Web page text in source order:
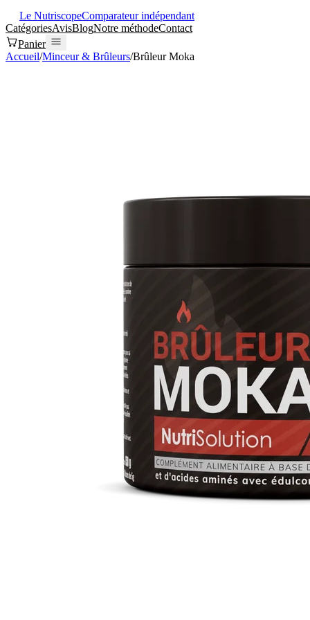
Le NutriscopeComparateur indépendant
CatégoriesAvisBlogNotre méthodeContact
Panier
Accueil/Minceur & Brûleurs/Brûleur Moka